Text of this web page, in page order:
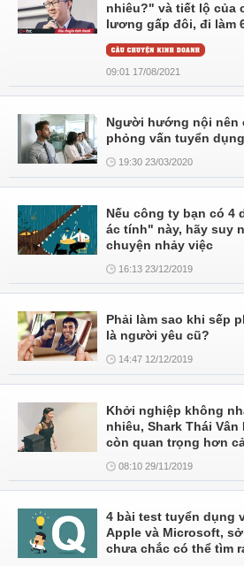
nhiêu?" và tiết lộ của
lương gấp đôi, đi làm
09:01 17/08/2021
Người hướng nội nên
phỏng vấn tuyển
19:30 23/03/2020
Nếu công ty bạn có 4
ác tính" này, hãy suy
chuyện nhảy việc
16:13 23/12/2019
Phải làm sao khi sếp
là người yêu cũ?
14:47 12/12/2019
Khởi nghiệp không
nhiêu, Shark Thái
còn quan trọng hơn
08:10 29/11/2019
4 bài test tuyển dụng
Apple và Microsoft,
chưa chắc có thể tìm